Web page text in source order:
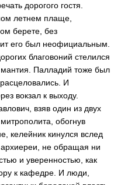
дорогого гостя.
летнем плаще,
берете, без
его был неофициальным.
благовоний стелился
Палладий тоже был
И
вокзал к выходу.
взяв один из двух
обогнув
келейник кинулся вслед
не обращая ни
и уверенностью, как
к кафедре. И люди,